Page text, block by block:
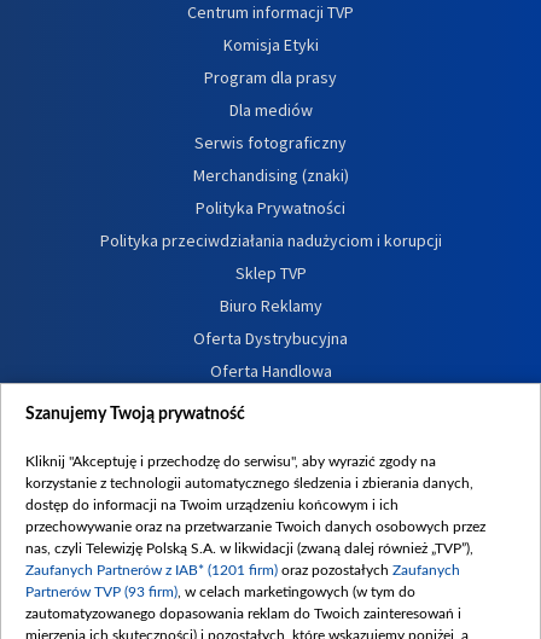
Centrum informacji TVP
Komisja Etyki
Program dla prasy
Dla mediów
Serwis fotograficzny
Merchandising (znaki)
Polityka Prywatności
Polityka przeciwdziałania nadużyciom i korupcji
Sklep TVP
Biuro Reklamy
Oferta Dystrybucyjna
Oferta Handlowa
Dostępność
Procedura zgłoszeń wewnętrznych
Szanujemy Twoją prywatność
Kliknij "Akceptuję i przechodzę do serwisu", aby wyrazić zgody na
korzystanie z technologii automatycznego śledzenia i zbierania danych,
dostęp do informacji na Twoim urządzeniu końcowym i ich
przechowywanie oraz na przetwarzanie Twoich danych osobowych przez
nas, czyli Telewizję Polską S.A. w likwidacji (zwaną dalej również „TVP”),
Zaufanych Partnerów z IAB* (1201 firm) oraz pozostałych Zaufanych
Partnerów TVP (93 firm) , w celach marketingowych (w tym do
zautomatyzowanego dopasowania reklam do Twoich zainteresowań i
mierzenia ich skuteczności) i pozostałych, które wskazujemy poniżej, a